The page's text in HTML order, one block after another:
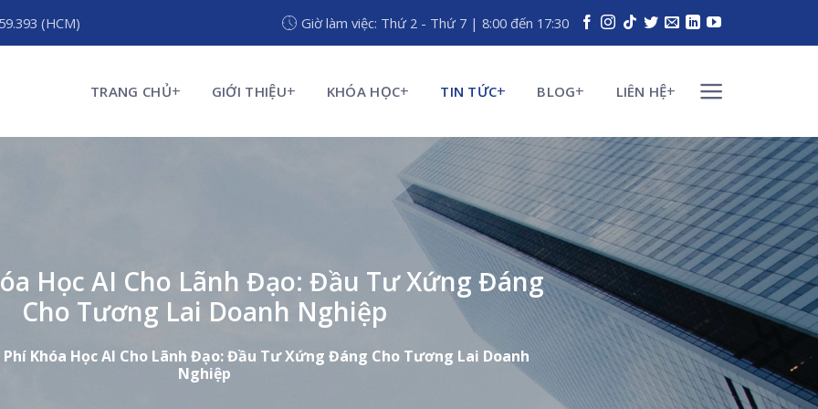
(HCM) Giờ làm việc: Thứ 2 - Thứ 7 | 8:00 đến 17:30
TRANG CHỦ GIỚI THIỆU KHÓA HỌC TIN TỨC BLOG LIÊN HỆ
Học AI Cho Lãnh Đạo: Đầu Tư Xứng Đáng
Cho Tương Lai Doanh Nghiệp
Phí Khóa Học AI Cho Lãnh Đạo: Đầu Tư Xứng Đáng Cho Tương Lai Doanh
Nghiệp